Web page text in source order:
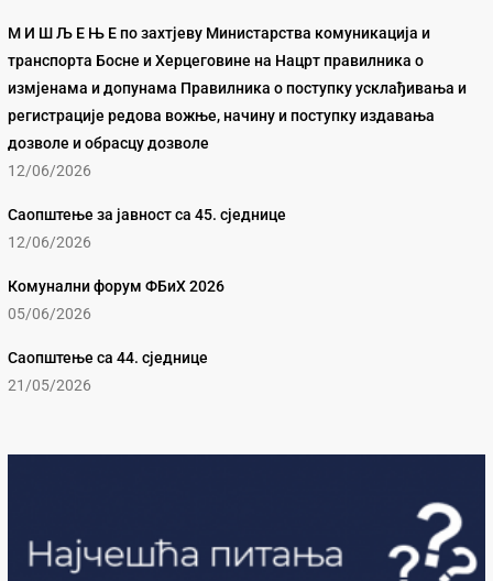
М И Ш Љ Е Њ Е по захтјеву Министарства комуникација и
транспорта Босне и Херцеговине на Нацрт правилника о
измјенама и допунама Правилника о поступку усклађивања и
регистрације редова вожње, начину и поступку издавања
дозволе и обрасцу дозволе
12/06/2026
Саопштење за јавност са 45. сједнице
12/06/2026
Комунални форум ФБиХ 2026
05/06/2026
Саопштење са 44. сједнице
21/05/2026